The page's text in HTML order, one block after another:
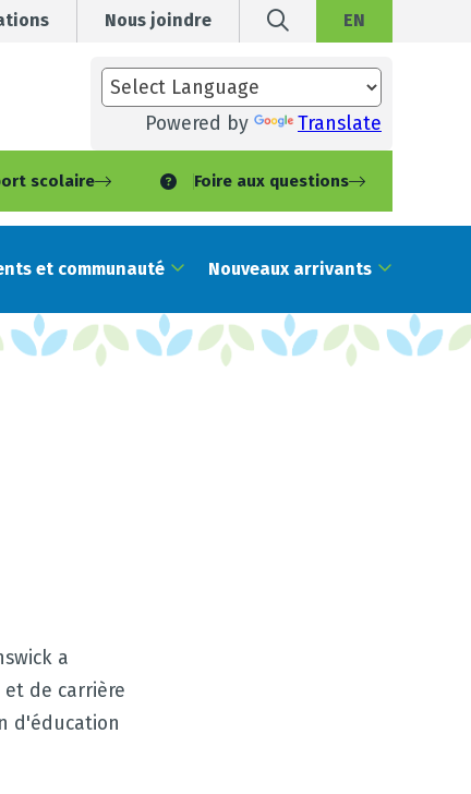
Nous joindre EN
Powered by Translate
scolaire Foire aux questions
et communauté Nouveaux arrivants
a
de carrière
d'éducation